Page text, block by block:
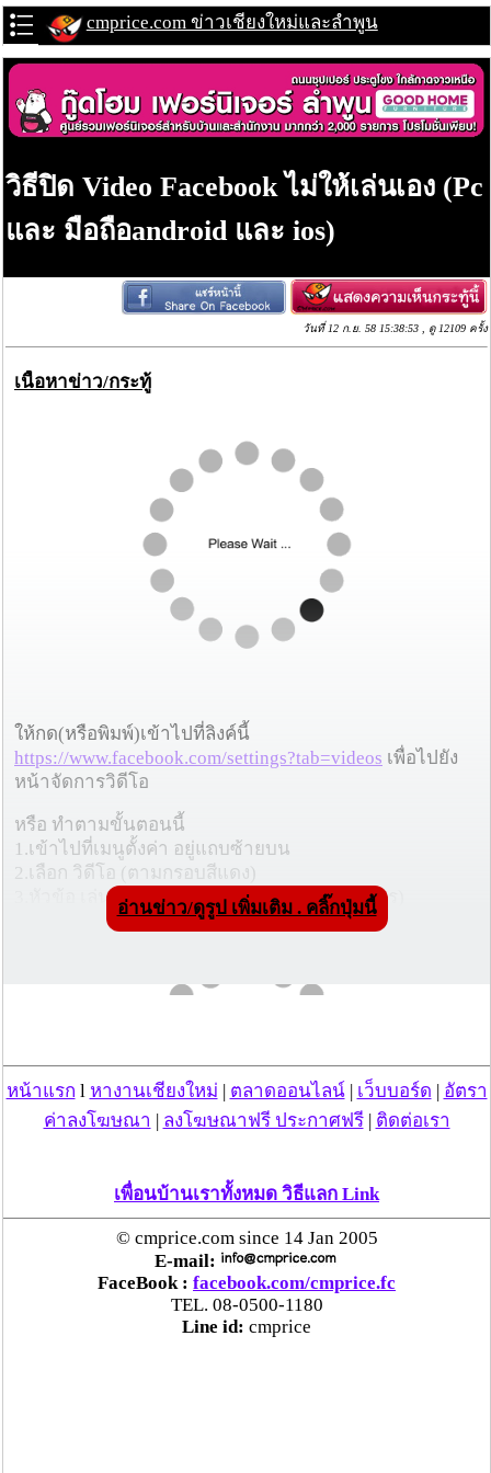
cmprice.com ข่าวเชียงใหม่และลำพูน
วิธีปิด Video Facebook ไม่ให้เล่นเอง (Pc
และ มือถือandroid และ ios)
วันที่ 12 ก.ย. 58 15:38:53 , ดู 12109 ครั้ง
เนื้อหาข่าว/กระทู้
ให้กด(หรือพิมพ์)เข้าไปที่ลิงค์นี้
https://www.facebook.com/settings?tab=videos เพื่อไปยัง
หน้าจัดการวิดีโอ
หรือ ทำตามขั้นตอนนี้
1.เข้าไปที่เมนูตั้งค่า อยู่แถบซ้ายบน
2.เลือก วิดีโอ (ตามกรอบสีแดง)
3.หัวข้อ เล่นวดีโออัตโนมัติ เลือก "ปิด"(ตามลูกศร)
เล่นวิดีโออัตโนมัติ -> คลิ๊กปิด
อ่านข่าว/ดูรูป เพิ่มเติม . คลิ๊กปุ่มนี้
หน้าแรก l หางานเชียงใหม่ ตลาดออนไลน์| เว็บบอร์ด
อัตรา
ค่าลงโฆษณา
ลงโฆษณาฟรี ประกาศฟรี| ติดต่อเรา
เพื่อนบ้านเราทั้งหมด วิธีแลก Link
© cmprice.com since 14 Jan 2005
E-mail:
FaceBook : facebook.com/cmprice.fc
TEL. 08-0500-1180
Line id: cmprice